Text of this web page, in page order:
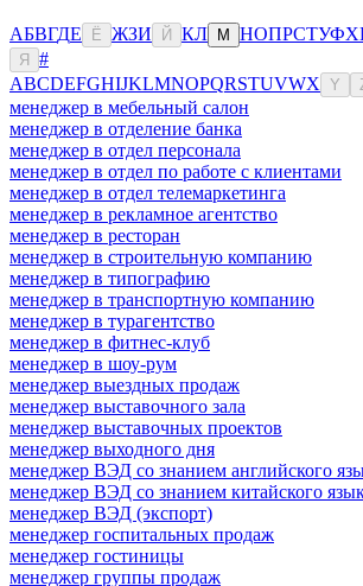
АБВГДЕ Ё ЖЗИ Й КЛ М НОПРСТУФХ
Я
#
ABCDEFGHIJKLMNOPQRSTUVWX Y
менеджер в мебельный салон
менеджер в отделение банка
менеджер в отдел персонала
менеджер в отдел по работе с клиентами
менеджер в отдел телемаркетинга
менеджер в рекламное агентство
менеджер в ресторан
менеджер в строительную компанию
менеджер в типографию
менеджер в транспортную компанию
менеджер в турагентство
менеджер в фитнес-клуб
менеджер в шоу-рум
менеджер выездных продаж
менеджер выставочного зала
менеджер выставочных проектов
менеджер выходного дня
менеджер ВЭД со знанием английского
менеджер ВЭД со знанием китайского
менеджер ВЭД (экспорт)
менеджер госпитальных продаж
менеджер гостиницы
менеджер группы продаж